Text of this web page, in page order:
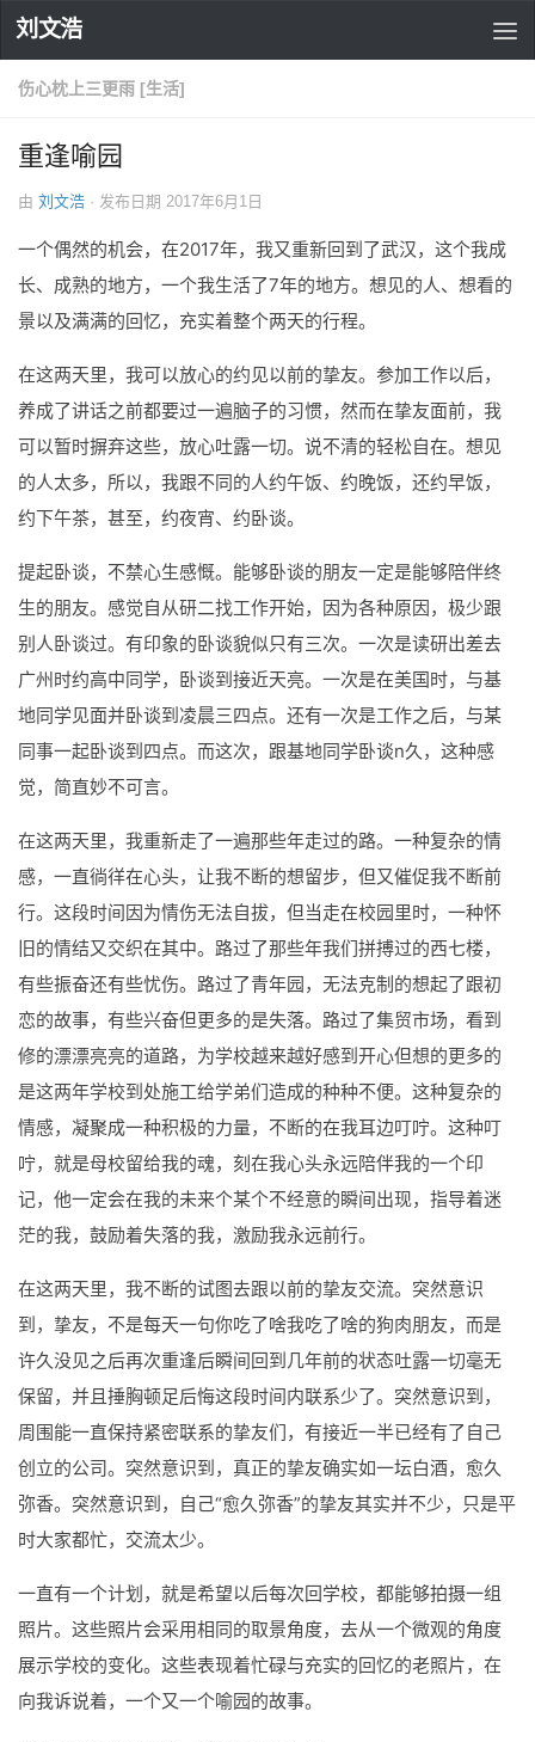
刘文浩
伤心枕上三更雨 [生活]
重逢喻园
由 刘文浩 · 发布日期 2017年6月1日
一个偶然的机会，在2017年，我又重新回到了武汉，这个我成
长、成熟的地方，一个我生活了7年的地方。想见的人、想看的
景以及满满的回忆，充实着整个两天的行程。
在这两天里，我可以放心的约见以前的挚友。参加工作以后，
养成了讲话之前都要过一遍脑子的习惯，然而在挚友面前，我
可以暂时摒弃这些，放心吐露一切。说不清的轻松自在。想见
的人太多，所以，我跟不同的人约午饭、约晚饭，还约早饭，
约下午茶，甚至，约夜宵、约卧谈。
提起卧谈，不禁心生感慨。能够卧谈的朋友一定是能够陪伴终
生的朋友。感觉自从研二找工作开始，因为各种原因，极少跟
别人卧谈过。有印象的卧谈貌似只有三次。一次是读研出差去
广州时约高中同学，卧谈到接近天亮。一次是在美国时，与基
地同学见面并卧谈到凌晨三四点。还有一次是工作之后，与某
同事一起卧谈到四点。而这次，跟基地同学卧谈n久，这种感
觉，简直妙不可言。
在这两天里，我重新走了一遍那些年走过的路。一种复杂的情
感，一直徜徉在心头，让我不断的想留步，但又催促我不断前
行。这段时间因为情伤无法自拔，但当走在校园里时，一种怀
旧的情结又交织在其中。路过了那些年我们拼搏过的西七楼，
有些振奋还有些忧伤。路过了青年园，无法克制的想起了跟初
恋的故事，有些兴奋但更多的是失落。路过了集贸市场，看到
修的漂漂亮亮的道路，为学校越来越好感到开心但想的更多的
是这两年学校到处施工给学弟们造成的种种不便。这种复杂的
情感，凝聚成一种积极的力量，不断的在我耳边叮咛。这种叮
咛，就是母校留给我的魂，刻在我心头永远陪伴我的一个印
记，他一定会在我的未来个某个不经意的瞬间出现，指导着迷
茫的我，鼓励着失落的我，激励我永远前行。
在这两天里，我不断的试图去跟以前的挚友交流。突然意识
到，挚友，不是每天一句你吃了啥我吃了啥的狗肉朋友，而是
许久没见之后再次重逢后瞬间回到几年前的状态吐露一切毫无
保留，并且捶胸顿足后悔这段时间内联系少了。突然意识到，
周围能一直保持紧密联系的挚友们，有接近一半已经有了自己
创立的公司。突然意识到，真正的挚友确实如一坛白酒，愈久
弥香。突然意识到，自己“愈久弥香”的挚友其实并不少，只是平
时大家都忙，交流太少。
一直有一个计划，就是希望以后每次回学校，都能够拍摄一组
照片。这些照片会采用相同的取景角度，去从一个微观的角度
展示学校的变化。这些表现着忙碌与充实的回忆的老照片，在
向我诉说着，一个又一个喻园的故事。